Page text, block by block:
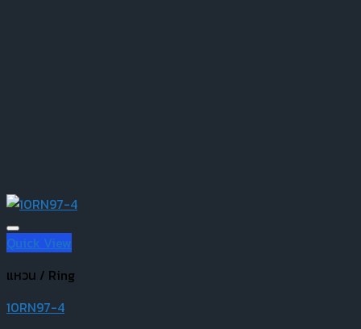
Quick View
แหวน / Ring
10RN97-4